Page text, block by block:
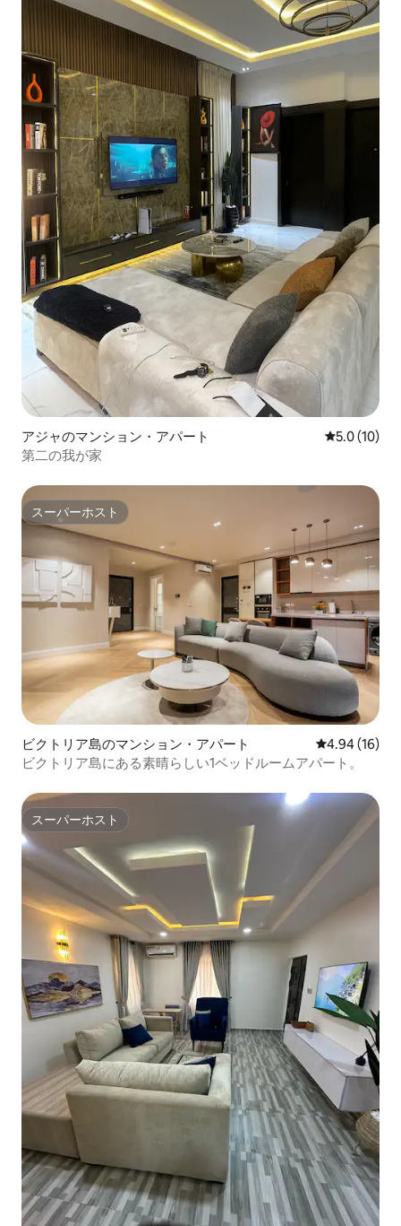
アジャのマンション・アパート レビュー10
5.0 (10)
第二の我が家
スーパーホスト
スーパーホスト
ビクトリア島のマンション・アパート レビュー16
4.94 (16)
ビクトリア島にある素晴らしい1ベッドルームアパート。
スーパーホスト
スーパーホスト